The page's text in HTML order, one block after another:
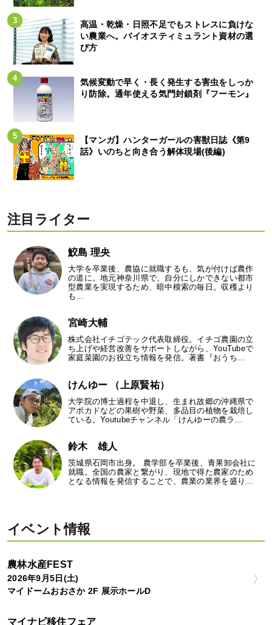
高温・乾燥・日照不足でもストレスに負けな
い農業へ。バイオスティミュラント資材の選
び方
気候変動で早く・長く発生する害虫をしっか
り防除。通年使える気門封鎖剤『フーモン』
【マンガ】ハンターガールの害獣日誌《第9
話》いのちと向き合う解体現場(後編)
注目ライター
鮫島 理央
大学を卒業後、農協に就職するも、気が付けば農作
の道に。地元神奈川県で、自分にしかできない都市
型農業を実現するため、暗中模索の毎日。収穫より
も…
宮崎大輔
株式会社イチゴテック代表取締役。イチゴ農園の立
ち上げや経営改善をサポートしながら、YouTubeで
家庭菜園のお役立ち情報を発信。著書『おうち…
けんゆー （上原賢祐）
大学院の博士過程を中退し、生まれ故郷の沖縄県で
アボカドなどの果樹や野菜、多品目の植物を栽培し
ている。Youtubeチャンネル「けんゆーの農ラ…
鈴木 雄人
茨城県石岡市出身。 農学部を卒業後、青果卸会社に
就職。全国の農家と繋がり、現地で得た農家のため
となる情報を発信することで、農業の業界を盛り…
イベント情報
農林水産FEST
2026年9月5日(土)
マイドームおおさか 2F 展示ホールD
マイナビ移住フェア